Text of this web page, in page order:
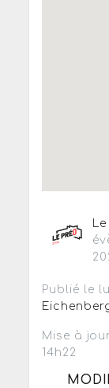
Publié le
Mise à
14h22